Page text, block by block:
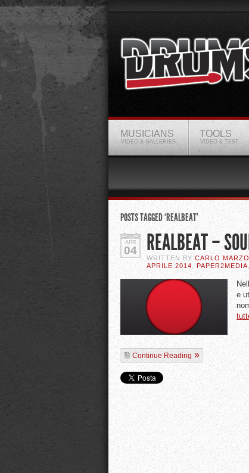
MUSICIANS
VIDEO & GALLERIES
TOOLS
VIDEO & TEST
POSTS TAGGED ‘REALBEAT’
APR
04 REALBEAT –
WRITTEN BY CARLO MARZO
APRILE 2014 ,PAPER2MEDIA
e
Continue Reading